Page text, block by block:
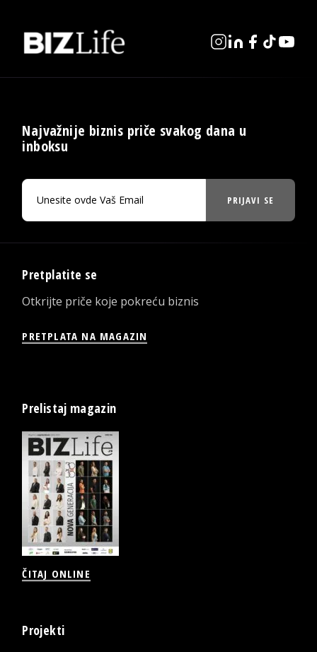
Najvažnije biznis priče svakog dana u
inboksu
PRIJAVI SE
Pretplatite se
Otkrijte priče koje pokreću biznis
PRETPLATA NA MAGAZIN
Prelistaj magazin
ČITAJ ONLINE
Projekti